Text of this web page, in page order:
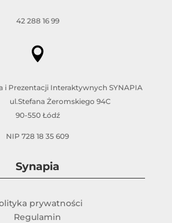
42 288 16 99

i Prezentacji Interaktywnych SYNAPIA
ul.Stefana Żeromskiego 94C
90-550 Łódź
NIP 728 18 35 609
Synapia
prywatności
Regulamin